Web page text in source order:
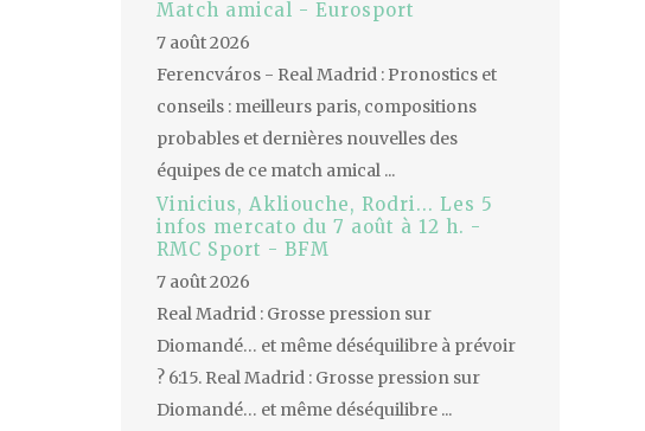
Match amical - Eurosport
7 août 2026
Ferencváros - Real Madrid : Pronostics et
conseils : meilleurs paris, compositions
probables et dernières nouvelles des
équipes de ce match amical ...
Vinicius, Akliouche, Rodri... Les 5
infos mercato du 7 août à 12 h. -
RMC Sport - BFM
7 août 2026
Real Madrid : Grosse pression sur
Diomandé… et même déséquilibre à prévoir
? 6:15. Real Madrid : Grosse pression sur
Diomandé… et même déséquilibre ...